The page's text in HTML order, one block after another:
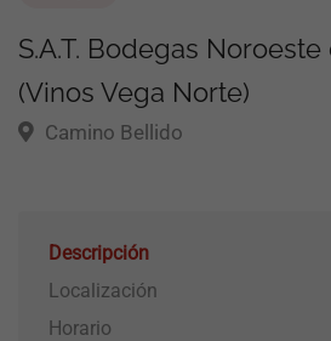
S.A.T. Bodegas
(Vinos Vega Norte)
Camino Bellido
Descripción
Localización
Horario